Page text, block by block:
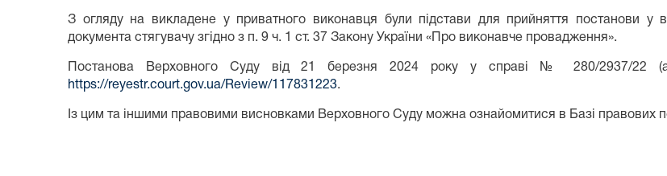
З огляду на викладене у приватного виконавця були підстави для прийняття постанови у
документа стягувачу згідно з п. 9 ч. 1 ст. 37 Закону України «Про виконавче провадження».
Постанова Верховного Суду від 21 березня 2024 року у справі № 280/2937/22
https://reyestr.court.gov.ua/Review/117831223.
Із цим та іншими правовими висновками Верховного Суду можна ознайомитися в Базі правових